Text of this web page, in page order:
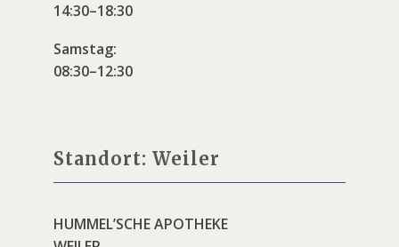
14:30–18:30
Samstag:
08:30–12:30
Standort: Weiler
HUMMEL’SCHE APOTHEKE